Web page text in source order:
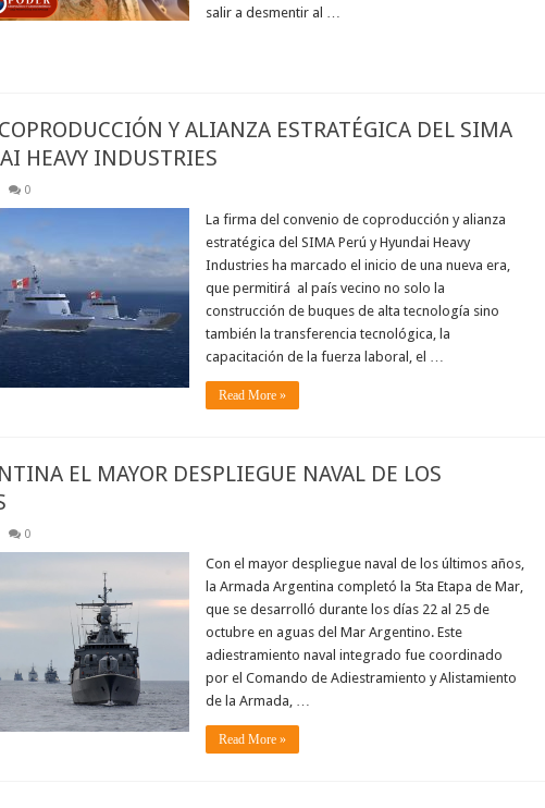
salir a desmentir al …
Y ALIANZA ESTRATÉGICA DEL SIMA
HEAVY INDUSTRIES
0
La firma del convenio de coproducción y alianza
estratégica del SIMA Perú y Hyundai Heavy
Industries ha marcado el inicio de una nueva era,
que permitirá al país vecino no solo la
construcción de buques de alta tecnología sino
también la transferencia tecnológica, la
capacitación de la fuerza laboral, el …
Read More »
EL MAYOR DESPLIEGUE NAVAL DE LOS
0
Con el mayor despliegue naval de los últimos años,
la Armada Argentina completó la 5ta Etapa de Mar,
que se desarrolló durante los días 22 al 25 de
octubre en aguas del Mar Argentino. Este
adiestramiento naval integrado fue coordinado
por el Comando de Adiestramiento y Alistamiento
de la Armada, …
Read More »